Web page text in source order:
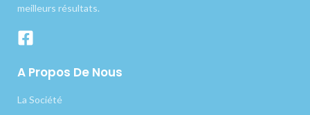
meilleurs résultats.
A Propos De Nous
La Société